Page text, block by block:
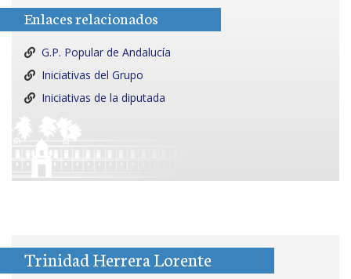
Enlaces relacionados
G.P. Popular de Andalucía
Iniciativas del Grupo
Iniciativas de la diputada
Trinidad Herrera Lorente